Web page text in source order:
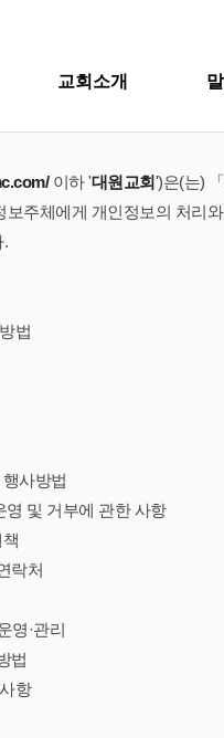
교회소개
담임목사 인사말
연혁
장로
Hiel
동
이하 '대원교회')은(는)
보주체에게 개인정보의 처
.
법
사방법
영 및 거부에 관한 사항
락처
영·관리
법
항